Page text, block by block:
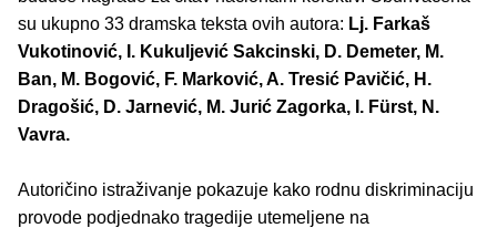
su ukupno 33 dramska teksta ovih autora: Lj. Farkaš
Vukotinović, I. Kukuljević Sakcinski, D. Demeter, M.
Ban, M. Bogović, F. Marković, A. Tresić Pavičić, H.
Dragošić, D. Jarnević, M. Jurić Zagorka, I. Fürst, N.
Vavra.
Autoričino istraživanje pokazuje kako rodnu diskriminaciju
provode podjednako tragedije utemeljene na